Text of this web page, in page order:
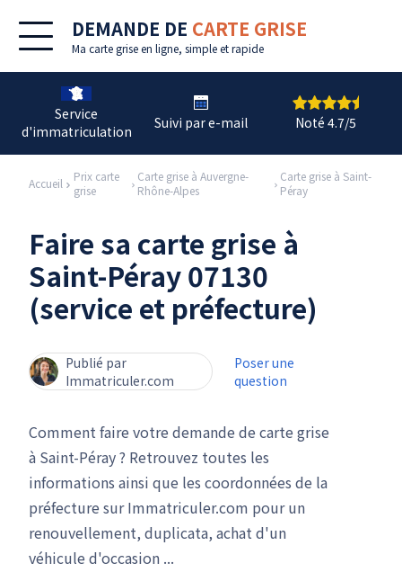
DEMANDE DE CARTE GRISE
Ma carte grise en ligne, simple et rapide
Service
d'immatriculation
Suivi par e-mail Noté 4.7/5
Accueil
Prix carte
grise
Carte grise à Auvergne-
Rhône-Alpes
Carte grise à Saint-
Péray
Faire sa carte grise à
Saint-Péray 07130
(service et préfecture)
Publié par
Immatriculer.com
Poser une
question
Comment faire votre demande de carte grise
à Saint-Péray ? Retrouvez toutes les
informations ainsi que les coordonnées de la
préfecture sur Immatriculer.com pour un
renouvellement, duplicata, achat d'un
véhicule d'occasion ...